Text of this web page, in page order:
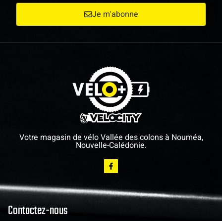
Je m'abonne
Votre magasin de vélo Vallée des colons à Nouméa,
Nouvelle-Calédonie.
Contactez-nous